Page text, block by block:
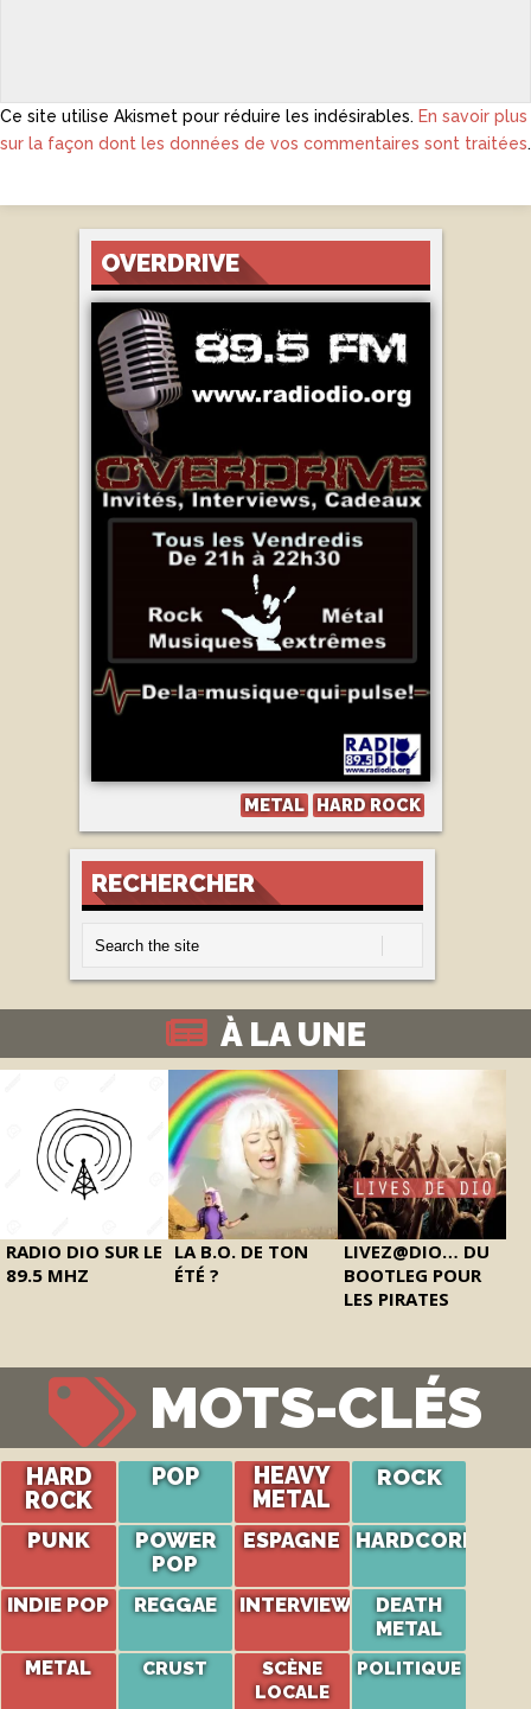
Ce site utilise Akismet pour réduire les indésirables. En savoir plus
sur la façon dont les données de vos commentaires sont traitées.
OVERDRIVE
HARD ROCK
METAL
RECHERCHER
À LA UNE
RADIO DIO SUR LE
89.5 MHZ
LA B.O. DE TON
ÉTÉ ?
LIVEZ@DIO… DU
BOOTLEG POUR
LES PIRATES
MOTS-CLÉS
HARD
ROCK
POP
HEAVY
METAL
ROCK
PUNK
POWER
POP
ESPAGNE HARDCORE
INDIE POP REGGAE INTERVIEW
DEATH
METAL
METAL CRUST
SCÈNE
LOCALE
POLITIQUE